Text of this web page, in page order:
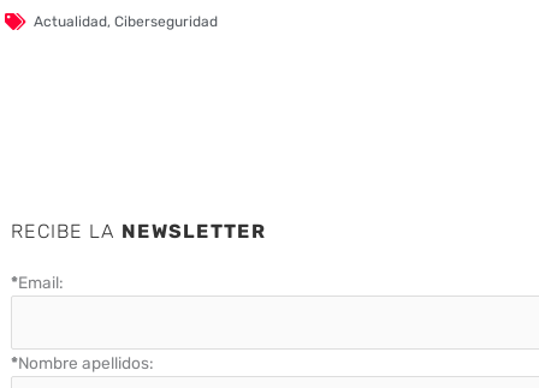
Actualidad,Ciberseguridad
RECIBE LA NEWSLETTER
*Email:
*Nombre apellidos: